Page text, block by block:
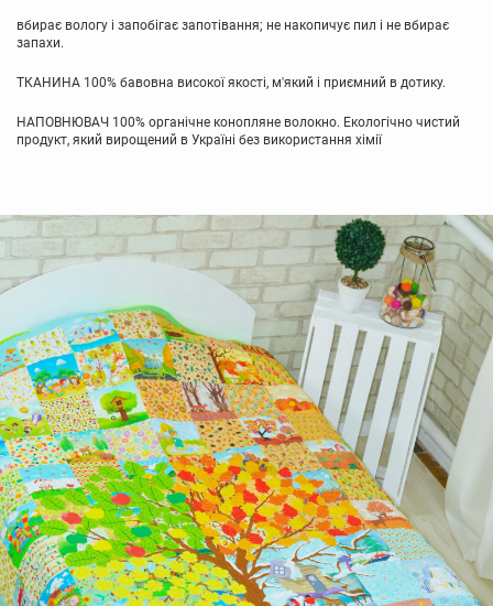
вбирає вологу і запобігає запотівання; не накопичує пил і не вбирає
запахи.
ТКАНИНА 100% бавовна високої якості, м'який і приємний в дотику.
НАПОВНЮВАЧ 100% органічне конопляне волокно. Екологічно чистий
продукт, який вирощений в Україні без використання хімії